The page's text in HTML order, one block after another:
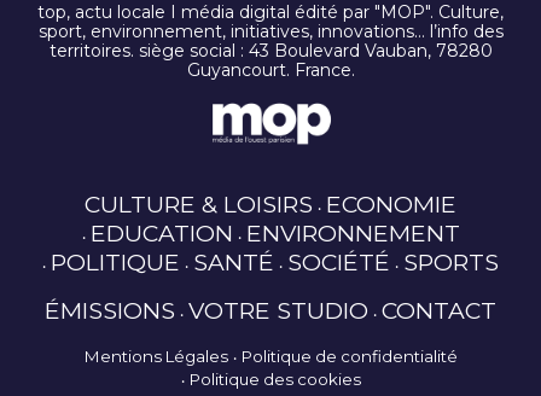
top, actu locale I média digital édité par "MOP". Culture,
sport, environnement, initiatives, innovations… l’info des
territoires. siège social : 43 Boulevard Vauban, 78280
Guyancourt. France.
CULTURE & LOISIRS ECONOMIE
EDUCATION ENVIRONNEMENT
POLITIQUE SANTÉ SOCIÉTÉ SPORTS
ÉMISSIONS VOTRE STUDIO CONTACT
Mentions Légales
Politique de confidentialité
Politique des cookies